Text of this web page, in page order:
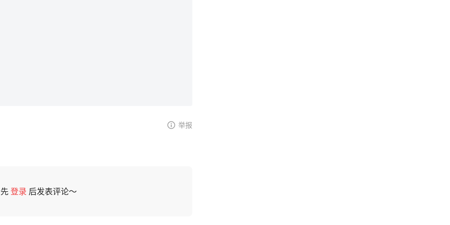
举报
登录 后发表评论～